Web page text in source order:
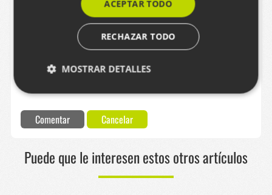
Captcha
Comentar Cancelar
Puede que le interesen estos otros artículos
ACEPTAR TODO
RECHAZAR TODO
MOSTRAR DETALLES
Cookies estrictamente necesarias
Cookies de preferencias